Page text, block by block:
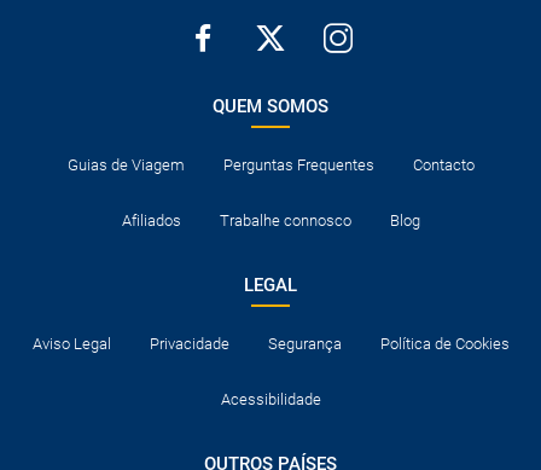
QUEM SOMOS
Guias de Viagem Perguntas Frequentes Contacto
Afiliados Trabalhe connosco Blog
LEGAL
Aviso Legal Privacidade Segurança Política de Cookies
Acessibilidade
OUTROS PAÍSES